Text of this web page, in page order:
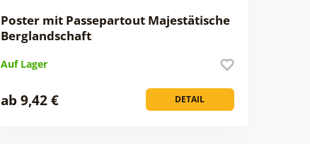
Poster mit Passepartout Majestätische
Berglandschaft
Auf Lager
DETAIL
ab 9,42 €